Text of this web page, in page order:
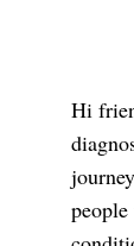
Hi